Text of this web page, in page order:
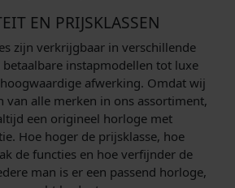
EN PRIJSKLASSEN
zijn verkrijgbaar in verschillende
betaalbare instapmodellen tot luxe
afwerking. Omdat wij
van alle merken in ons assortiment,
een origineel horloge met
Hoe hoger de prijsklasse, hoe
de functies en hoe verfijnder de
man is er een passend horloge,